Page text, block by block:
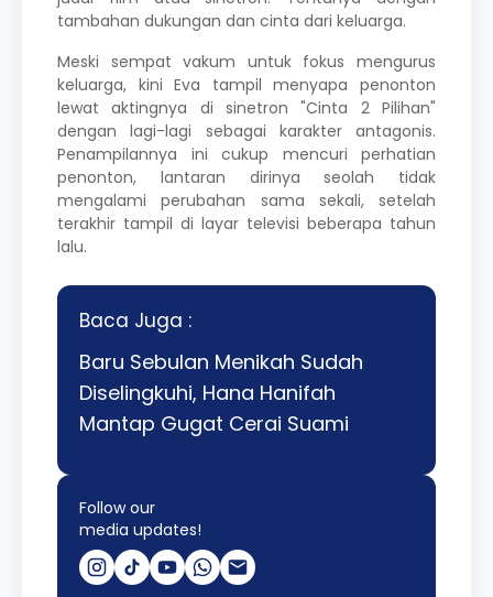
tambahan dukungan dan cinta dari keluarga.
Meski sempat vakum untuk fokus mengurus
keluarga, kini Eva tampil menyapa penonton
lewat aktingnya di sinetron "Cinta 2 Pilihan"
dengan lagi-lagi sebagai karakter antagonis.
Penampilannya ini cukup mencuri perhatian
penonton, lantaran dirinya seolah tidak
mengalami perubahan sama sekali, setelah
terakhir tampil di layar televisi beberapa tahun
lalu.
Baca Juga :
Baru Sebulan Menikah Sudah
Diselingkuhi, Hana Hanifah
Mantap Gugat Cerai Suami
Follow our
media updates!